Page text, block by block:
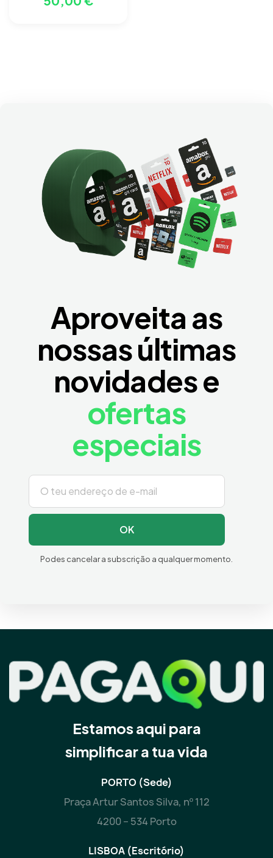
Aproveita as
nossas últimas
novidades e
ofertas
especiais
OK
Podes cancelar a subscrição a qualquer momento.
Estamos aqui para
simplificar a tua vida
PORTO (Sede)
Praça Artur Santos Silva, nº 112
4200 – 534 Porto
LISBOA (Escritório)